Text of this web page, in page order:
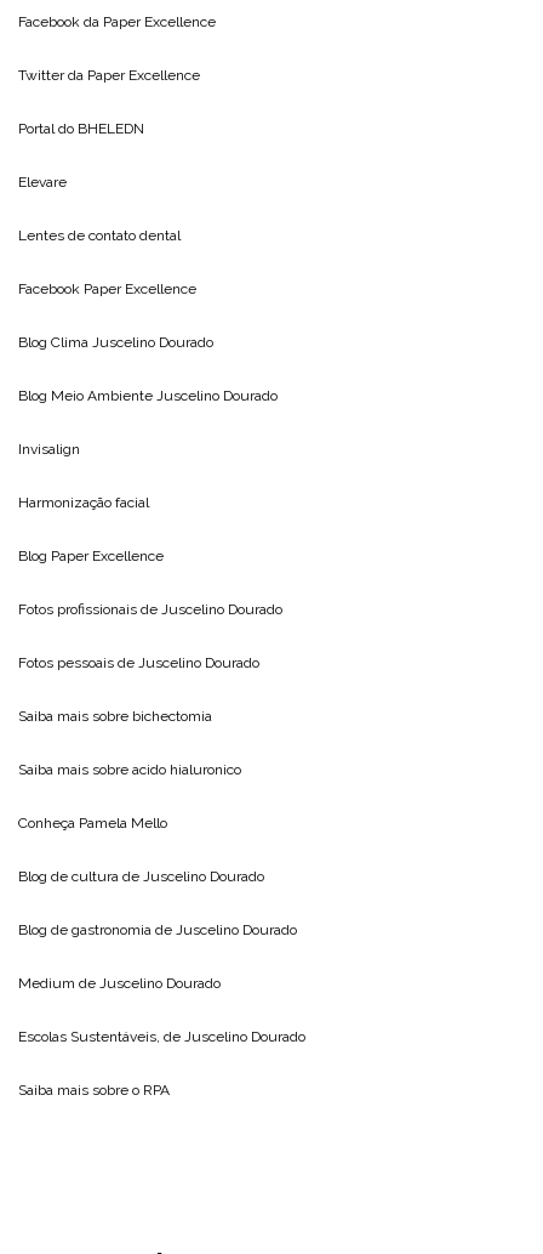
Facebook da Paper Excellence
Twitter da Paper Excellence
Portal do BHELEDN
Elevare
Lentes de contato dental
Facebook Paper Excellence
Blog Clima Juscelino Dourado
Blog Meio Ambiente Juscelino Dourado
Invisalign
Harmonização facial
Blog Paper Excellence
Fotos profissionais de Juscelino Dourado
Fotos pessoais de Juscelino Dourado
Saiba mais sobre bichectomia
Saiba mais sobre acido hialuronico
Conheça Pamela Mello
Blog de cultura de Juscelino Dourado
Blog de gastronomia de Juscelino Dourado
Medium de Juscelino Dourado
Escolas Sustentáveis, de Juscelino Dourado
Saiba mais sobre o RPA